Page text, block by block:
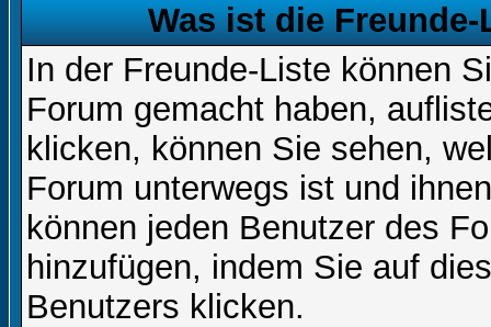
Was ist die
In der Freunde-Liste können
Forum gemacht haben,
klicken, können Sie sehen,
Forum unterwegs ist und
können jeden Benutzer des
hinzufügen, indem Sie auf
Benutzers klicken.